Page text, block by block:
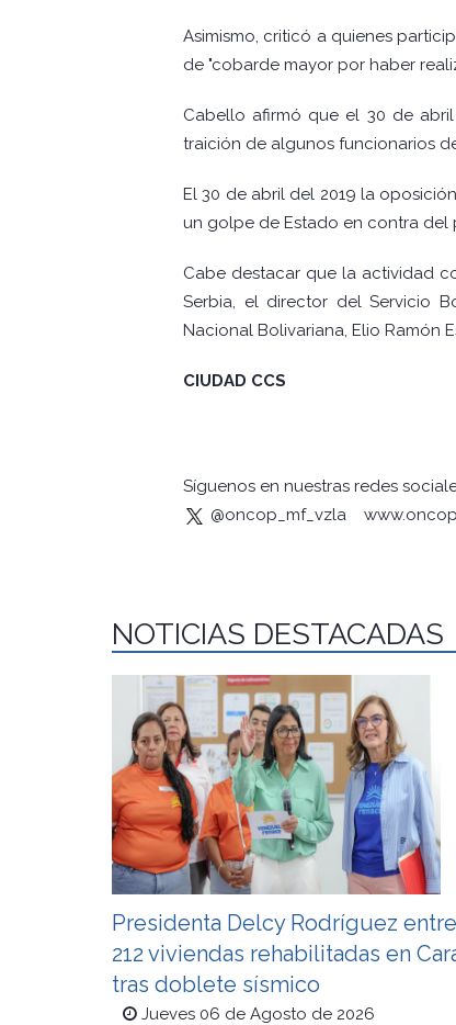
Asimismo, criticó a quienes
de "cobarde mayor por haber
Cabello afirmó que el 30 de
traición de algunos funcionarios
El 30 de abril del 2019 la
un golpe de Estado en contra del
Cabe destacar que la actividad
Serbia, el director del Servicio
Nacional Bolivariana, Elio Ramón
CIUDAD CCS
Síguenos en nuestras redes
@oncop_mf_vzla
NOTICIAS DESTACADAS
Presidenta Delcy Rodríguez
212 viviendas rehabilitadas en
tras doblete sísmico
Jueves 06 de Agosto de 2026